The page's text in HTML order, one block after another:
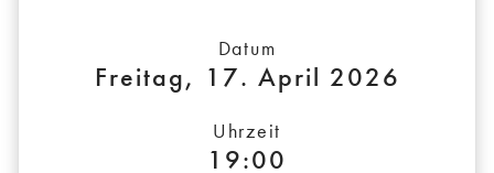
Datum
Freitag, 17. April 2026
Uhrzeit
19:00